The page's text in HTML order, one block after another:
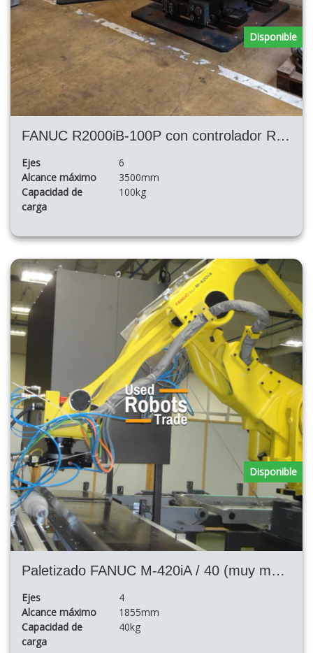
FANUC R2000iB-100P con controlador R30iB
Ejes
6
Alcance máximo
3500mm
Capacidad de
carga
100kg
Disponible
Paletizado FANUC M-420iA / 40 (muy muy rápido)
Ejes
4
Alcance máximo
1855mm
Capacidad de
carga
40kg
Disponible